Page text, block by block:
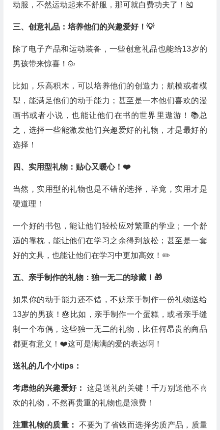
动服，不然运动起来不舒服，那可就白费功夫了！🎽
三、创意礼品：培养他们的兴趣爱好！💡
除了电子产品和运动装备，一些创意礼品也能给13岁的
男孩带来惊喜！🥳
比如，乐高积木，可以培养他们的创造力；航模或者模
型，能满足他们的动手能力；甚至是一本他们喜欢的漫
画书或者小说，也能让他们在书的世界里遨游！📚总
之，选择一些能激发他们兴趣爱好的礼物，才是最好的
选择！
四、实用型礼物：贴心又暖心！❤️
当然，实用型的礼物也是不错的选择，毕竟，实用才是
硬道理！
一个好的书包，能让他们轻松应对繁重的学业；一个舒
适的靠枕，能让他们在学习之余得到放松；甚至是一套
好的文具，也能让他们在学习中更加高效！✏️
五、亲手制作的礼物：独一无二的珍藏！🎁
如果你的动手能力还不错，不妨亲手制作一份礼物送给
13岁的男孩！🎂比如，亲手制作一个蛋糕，或者亲手缝
制一个布偶，这些独一无二的礼物，比任何昂贵的商品
都更有意义！❤️这可是满满的爱的表达啊！
送礼的几个小tips：
考虑他的兴趣爱好：这是送礼的关键！千万别送他不喜
欢的礼物，不然再贵重的礼物也是浪费！
注重礼物的质量： 不要为了省钱而选择劣质产品，质量